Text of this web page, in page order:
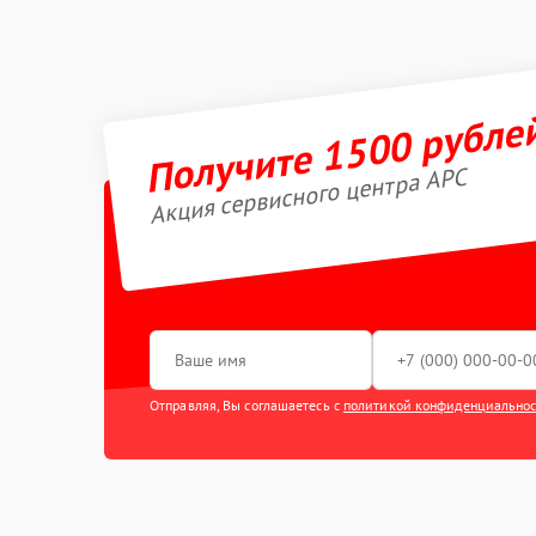
Получите 1500
Акция сервисного центра APC
Отправляя, Вы соглашаетесь с политикой